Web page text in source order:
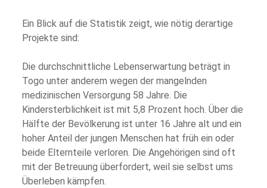
Ein Blick auf die Statistik zeigt, wie nötig derartige
Projekte sind:
Die durchschnittliche Lebenserwartung beträgt in
Togo unter anderem wegen der mangelnden
medizinischen Versorgung 58 Jahre. Die
Kindersterblichkeit ist mit 5,8 Prozent hoch. Über die
Hälfte der Bevölkerung ist unter 16 Jahre alt und ein
hoher Anteil der jungen Menschen hat früh ein oder
beide Elternteile verloren. Die Angehörigen sind oft
mit der Betreuung überfordert, weil sie selbst ums
Überleben kämpfen.